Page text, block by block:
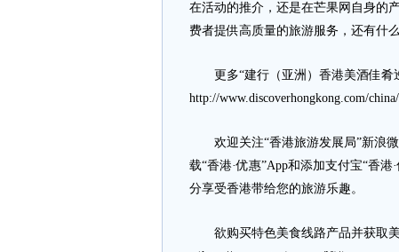
在活动的推介，还是在芒果网自身的
费者提供高质量的旅游服务，还有什
更多“建行（亚洲）香港美酒佳肴
http://www.discoverhongkong.com/
欢迎关注“香港旅游发展局”新浪微
载“香港·优惠”App和添加支付宝“香
分享受香港带给您的旅游乐趣。
欲购买特色美食线路产品并获取美